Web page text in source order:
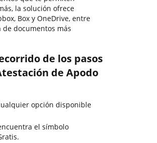
la solución ofrece
Box y OneDrive, entre
documentos más
de los pasos
de Apodo
opción disponible
el símbolo